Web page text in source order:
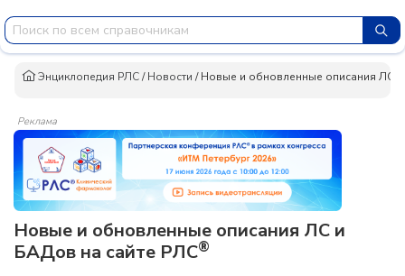
Энциклопедия РЛС/Новости /Новые и обновленные описания ЛС
Реклама
Новые и обновленные описания ЛС и
БАДов на сайте РЛС®